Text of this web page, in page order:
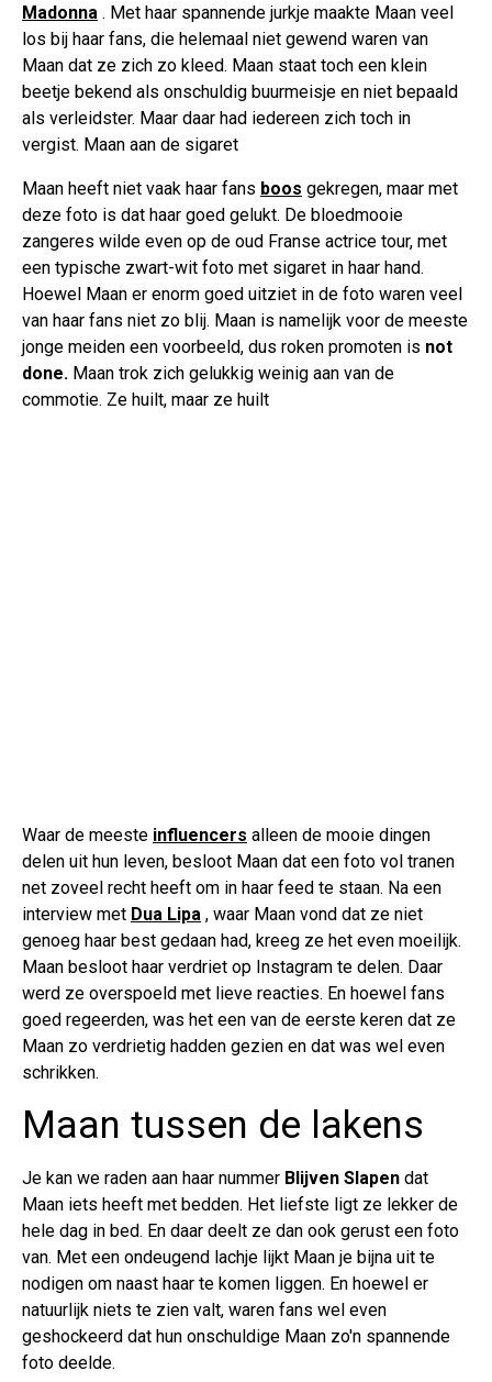
Madonna . Met haar spannende jurkje maakte Maan veel
los bij haar fans, die helemaal niet gewend waren van
Maan dat ze zich zo kleed. Maan staat toch een klein
beetje bekend als onschuldig buurmeisje en niet bepaald
als verleidster. Maar daar had iedereen zich toch in
vergist. Maan aan de sigaret
Maan heeft niet vaak haar fans boos gekregen, maar met
deze foto is dat haar goed gelukt. De bloedmooie
zangeres wilde even op de oud Franse actrice tour, met
een typische zwart-wit foto met sigaret in haar hand.
Hoewel Maan er enorm goed uitziet in de foto waren veel
van haar fans niet zo blij. Maan is namelijk voor de meeste
jonge meiden een voorbeeld, dus roken promoten is not
done. Maan trok zich gelukkig weinig aan van de
commotie. Ze huilt, maar ze huilt
Waar de meeste influencers alleen de mooie dingen
delen uit hun leven, besloot Maan dat een foto vol tranen
net zoveel recht heeft om in haar feed te staan. Na een
interview met Dua Lipa , waar Maan vond dat ze niet
genoeg haar best gedaan had, kreeg ze het even moeilijk.
Maan besloot haar verdriet op Instagram te delen. Daar
werd ze overspoeld met lieve reacties. En hoewel fans
goed regeerden, was het een van de eerste keren dat ze
Maan zo verdrietig hadden gezien en dat was wel even
schrikken.
Maan tussen de lakens
Je kan we raden aan haar nummer Blijven Slapen dat
Maan iets heeft met bedden. Het liefste ligt ze lekker de
hele dag in bed. En daar deelt ze dan ook gerust een foto
van. Met een ondeugend lachje lijkt Maan je bijna uit te
nodigen om naast haar te komen liggen. En hoewel er
natuurlijk niets te zien valt, waren fans wel even
geshockeerd dat hun onschuldige Maan zo'n spannende
foto deelde.